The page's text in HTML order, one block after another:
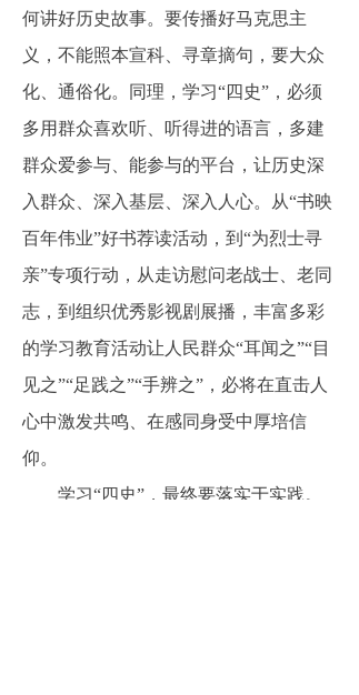
何讲好历史故事。要传播好马克思主
义，不能照本宣科、寻章摘句，要大众
化、通俗化。同理，学习“四史”，必须
多用群众喜欢听、听得进的语言，多建
群众爱参与、能参与的平台，让历史深
入群众、深入基层、深入人心。从“书映
百年伟业”好书荐读活动，到“为烈士寻
亲”专项行动，从走访慰问老战士、老同
志，到组织优秀影视剧展播，丰富多彩
的学习教育活动让人民群众“耳闻之”“目
见之”“足践之”“手辨之”，必将在直击人
心中激发共鸣、在感同身受中厚培信
仰。
学习“四史”，最终要落实于实践。